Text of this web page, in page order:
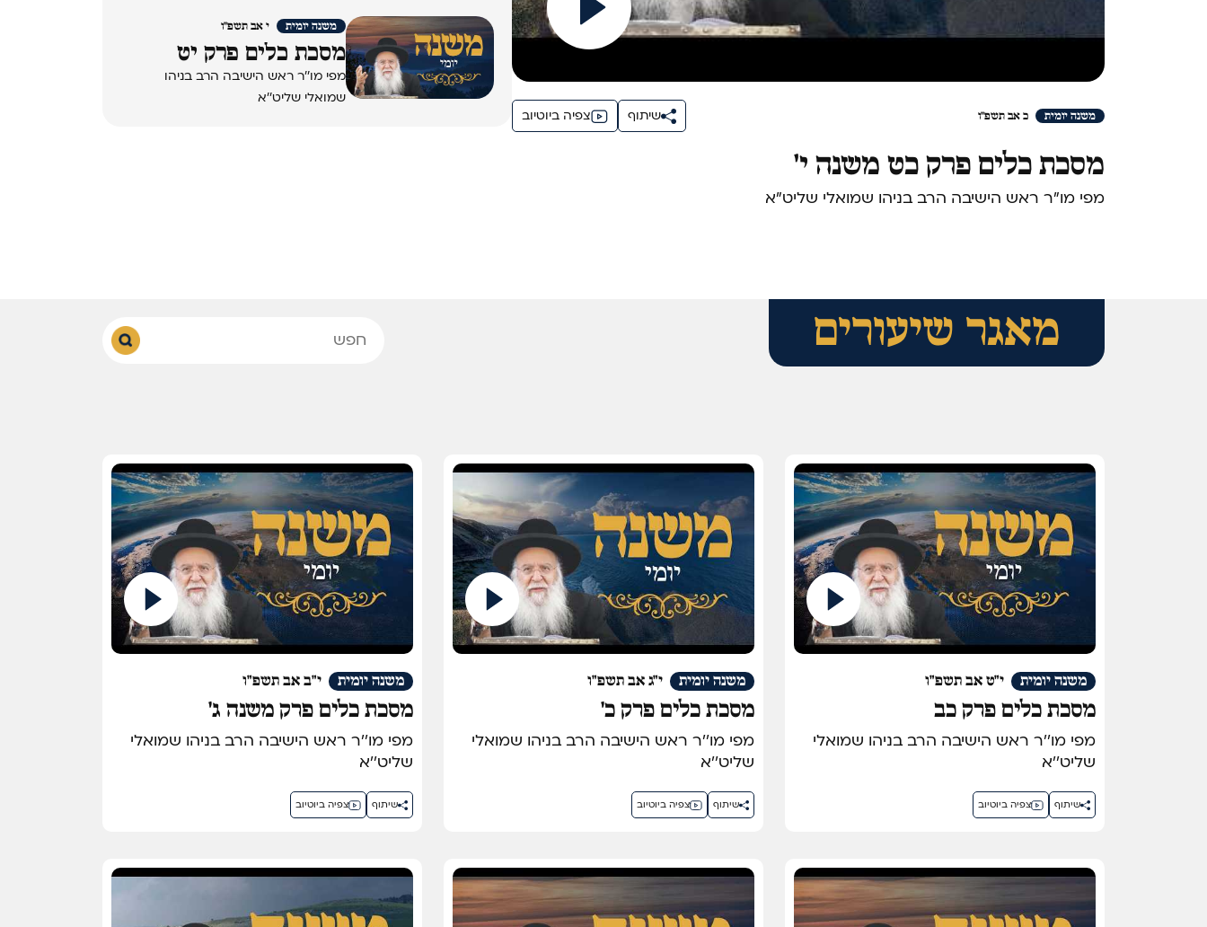
י אב תשפ"ו משנה יומית
מסכת כלים פרק יט
מפי מו''ר ראש הישיבה הרב בניהו
שמואלי שליט''א
צפיה ביוטיוב
שיתוף כ אב תשפ"ו משנה יומית
מסכת כלים פרק כט משנה י'
מפי מו"ר ראש הישיבה הרב בניהו שמואלי שליט"א
מאגר שיעורים
י"ט אב תשפ"ו משנה יומית
מסכת כלים פרק כב
מפי מו''ר ראש הישיבה הרב בניהו שמואלי
שליט''א
צפיה ביוטיוב שיתוף
י"ג אב תשפ"ו משנה יומית
מסכת כלים פרק כ'
מפי מו''ר ראש הישיבה הרב בניהו שמואלי
שליט''א
צפיה ביוטיוב שיתוף
י"ב אב תשפ"ו משנה יומית
מסכת כלים פרק משנה ג'
מפי מו''ר ראש הישיבה הרב בניהו שמואלי
שליט''א
צפיה ביוטיוב שיתוף